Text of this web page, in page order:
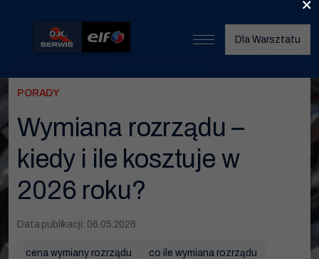
Start
Umów wizytę
Znajdź warsztat
Dla Warsztatu
PORADY
Wymiana rozrządu –
kiedy i ile kosztuje w
2026 roku?
cena wymiany rozrządu co ile wymiana rozrządu
Data publikacji: 06.05.2026